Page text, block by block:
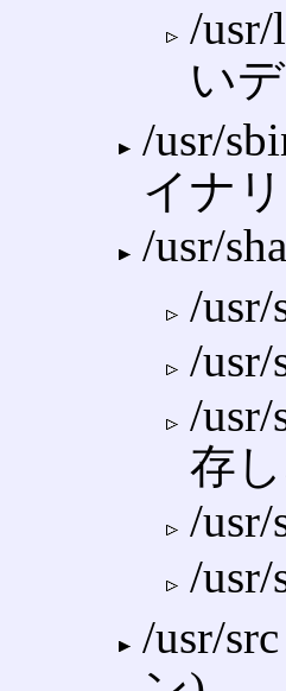
/
い
/usr/
イナリ
/usr/
/
/usr/
/
存
/
/
/usr/